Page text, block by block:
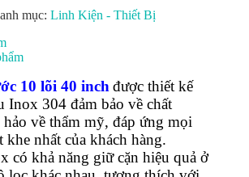
mục: Linh Kiện - Thiết Bị
10 lõi 40 inch được thiết kế
Inox 304 đảm bảo về chất
về thẩm mỹ, đáp ứng mọi
khe nhất của khách hàng.
có khả năng giữ cặn hiệu quả ở